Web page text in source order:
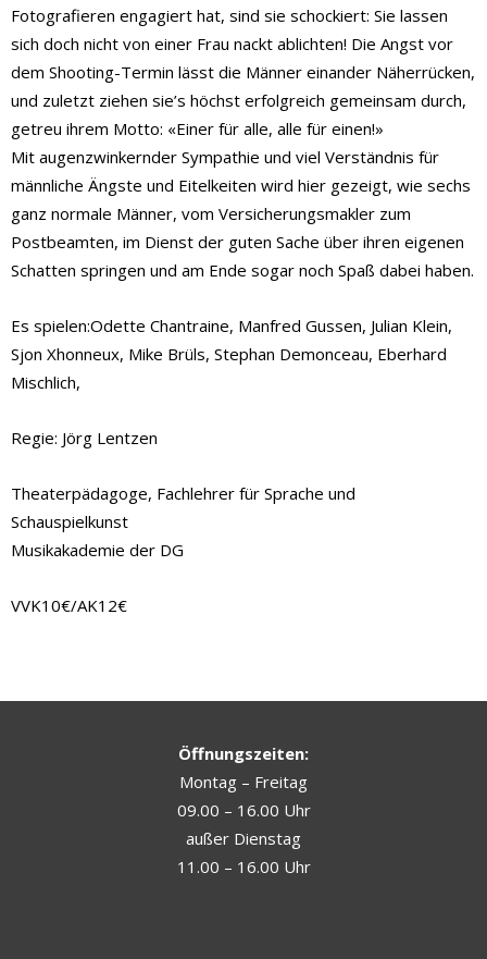
Fotografieren engagiert hat, sind sie schockiert: Sie lassen
sich doch nicht von einer Frau nackt ablichten! Die Angst vor
dem Shooting-Termin lässt die Männer einander Näherrücken,
und zuletzt ziehen sie’s höchst erfolgreich gemeinsam durch,
getreu ihrem Motto: «Einer für alle, alle für einen!»
Mit augenzwinkernder Sympathie und viel Verständnis für
männliche Ängste und Eitelkeiten wird hier gezeigt, wie sechs
ganz normale Männer, vom Versicherungsmakler zum
Postbeamten, im Dienst der guten Sache über ihren eigenen
Schatten springen und am Ende sogar noch Spaß dabei haben.
Es spielen:Odette Chantraine, Manfred Gussen, Julian Klein,
Sjon Xhonneux, Mike Brüls, Stephan Demonceau, Eberhard
Mischlich,
Regie: Jörg Lentzen
Theaterpädagoge, Fachlehrer für Sprache und
Schauspielkunst
Musikakademie der DG
VVK10€/AK12€
Öffnungszeiten:
Montag – Freitag
09.00 – 16.00 Uhr
außer Dienstag
11.00 – 16.00 Uhr